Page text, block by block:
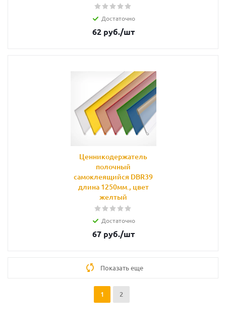
Достаточно
62руб./шт
Ценникодержатель
полочный
самоклеящийся DBR39
длина 1250мм., цвет
желтый
Достаточно
67руб./шт
Показать еще
1 2